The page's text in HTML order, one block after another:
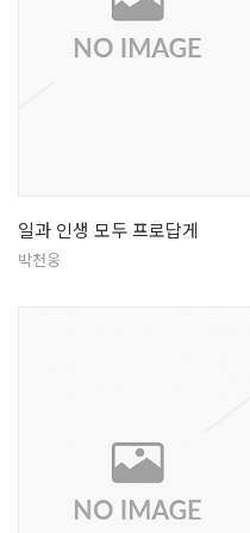
일과 인생 모두 프로답게
박천웅